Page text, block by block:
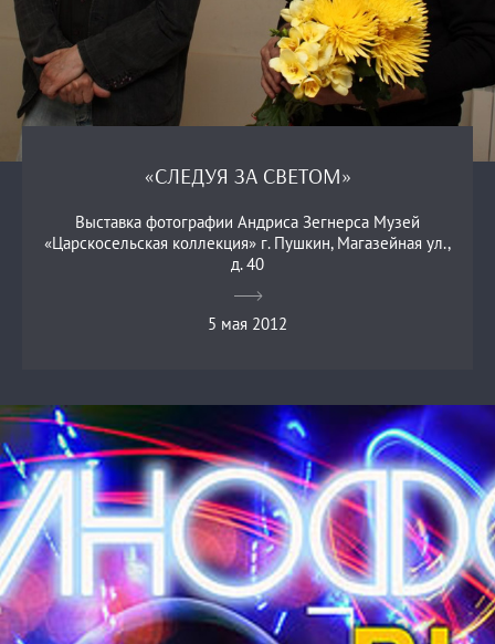
«СЛЕДУЯ ЗА СВЕТОМ»
Выставка фотографии Андриса Зегнерса Музей
«Царскосельская коллекция» г. Пушкин, Магазейная ул.,
д. 40
5 мая 2012